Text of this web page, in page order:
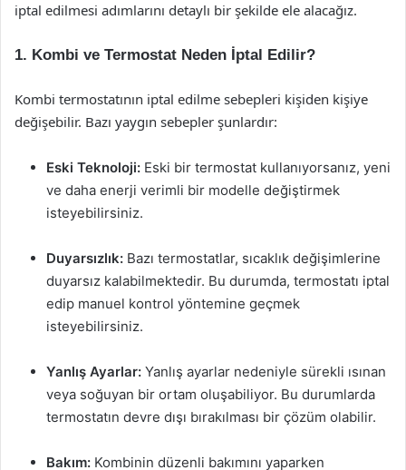
iptal edilmesi adımlarını detaylı bir şekilde ele alacağız.
1. Kombi ve Termostat Neden İptal Edilir?
Kombi termostatının iptal edilme sebepleri kişiden kişiye
değişebilir. Bazı yaygın sebepler şunlardır:
Eski Teknoloji: Eski bir termostat kullanıyorsanız, yeni
ve daha enerji verimli bir modelle değiştirmek
isteyebilirsiniz.
Duyarsızlık: Bazı termostatlar, sıcaklık değişimlerine
duyarsız kalabilmektedir. Bu durumda, termostatı iptal
edip manuel kontrol yöntemine geçmek
isteyebilirsiniz.
Yanlış Ayarlar: Yanlış ayarlar nedeniyle sürekli ısınan
veya soğuyan bir ortam oluşabiliyor. Bu durumlarda
termostatın devre dışı bırakılması bir çözüm olabilir.
Bakım: Kombinin düzenli bakımını yaparken